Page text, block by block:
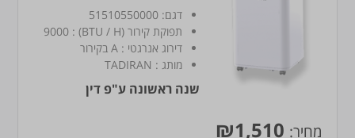
דגם: 51510550000
תפוקת קירור (BTU / H)
:
9000
דירוג אנרגטי : A בקירור
מותג :
TADIRAN
שנה ראשונה ע"פ דין
מחיר: ₪1,510